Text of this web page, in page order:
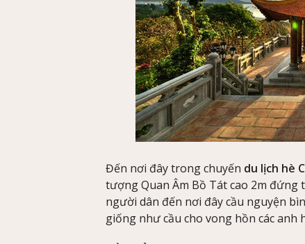
Đến nơi đây trong chuyến du lịch hè
tượng Quan Âm Bồ Tát cao 2m đứng
người dân đến nơi đây cầu nguyện
giống như cầu cho vong hồn các anh